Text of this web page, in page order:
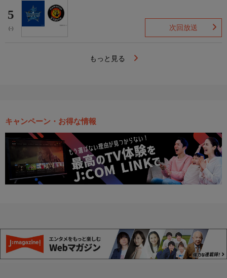
5
(-) 次回放送
もっと見る
キャンペーン・お得な情報